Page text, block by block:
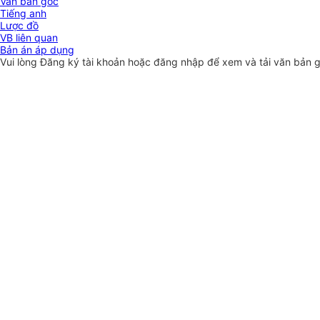
Tiếng anh
Lược đồ
VB liên quan
Bản án áp dụng
Vui lòngĐăng ký tài khoản hoặc đăng nhập để xem và tải văn bản